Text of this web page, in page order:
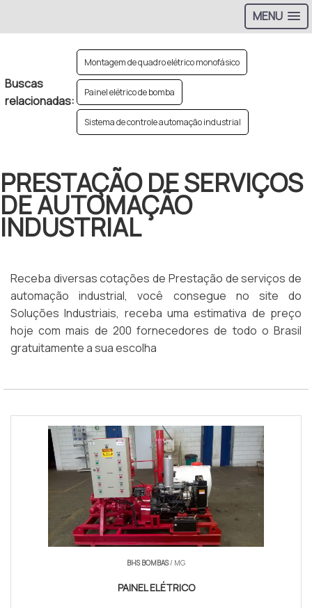
MENU
Buscas
relacionadas:
Montagem de quadro elétrico monofásico
Painel elétrico de bomba
Sistema de controle automação industrial
PRESTAÇÃO DE SERVIÇOS
DE AUTOMAÇÃO
INDUSTRIAL
Receba diversas cotações de Prestação de serviços de
automação industrial, você consegue no site do
Soluções Industriais, receba uma estimativa de preço
hoje com mais de 200 fornecedores de todo o Brasil
gratuitamente a sua escolha
BHS BOMBAS/ MG
PAINEL ELÉTRICO